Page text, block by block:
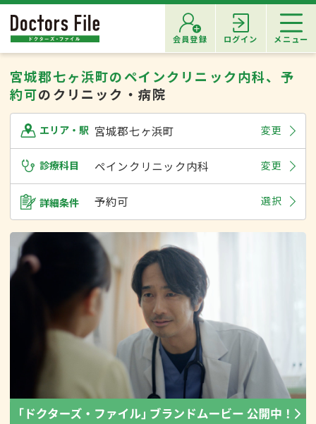
会員登録 ログイン メニュー
宮城郡七ヶ浜町のペインクリニック内科、予
約可のクリニック・病院
エリア・駅 宮城郡七ヶ浜町 変更
診療科目 ペインクリニック内科 変更
詳細条件 予約可 選択